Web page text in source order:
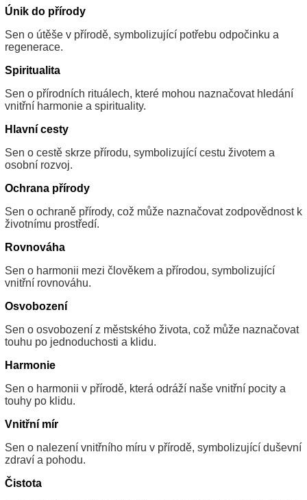
Únik do přírody
Sen o útěše v přírodě, symbolizující potřebu odpočinku a
regenerace.
Spiritualita
Sen o přírodních rituálech, které mohou naznačovat hledání
vnitřní harmonie a spirituality.
Hlavní cesty
Sen o cestě skrze přírodu, symbolizující cestu životem a
osobní rozvoj.
Ochrana přírody
Sen o ochraně přírody, což může naznačovat zodpovědnost k
životnímu prostředí.
Rovnováha
Sen o harmonii mezi člověkem a přírodou, symbolizující
vnitřní rovnováhu.
Osvobození
Sen o osvobození z městského života, což může naznačovat
touhu po jednoduchosti a klidu.
Harmonie
Sen o harmonii v přírodě, která odráží naše vnitřní pocity a
touhy po klidu.
Vnitřní mír
Sen o nalezení vnitřního míru v přírodě, symbolizující duševní
zdraví a pohodu.
Čistota